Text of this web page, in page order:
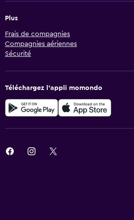
Plus
Frais de compagnies
Compagnies aériennes
Sécurité
Téléchargez l’appli momondo